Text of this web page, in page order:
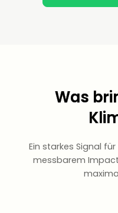
Was
Ein starkes Signal
messbarem